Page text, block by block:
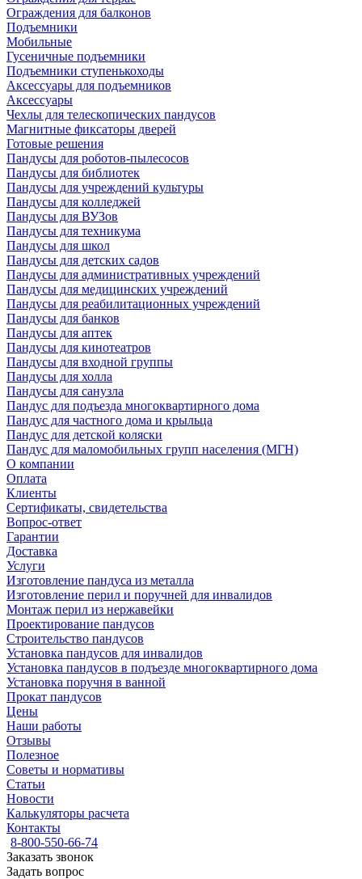
Ограждения для балконов
Подъемники
Мобильные
Гусеничные подъемники
Подъемники ступенькоходы
Аксессуары для подъемников
Аксессуары
Чехлы для телескопических пандусов
Магнитные фиксаторы дверей
Готовые решения
Пандусы для роботов-пылесосов
Пандусы для библиотек
Пандусы для учреждений культуры
Пандусы для колледжей
Пандусы для ВУЗов
Пандусы для техникума
Пандусы для школ
Пандусы для детских садов
Пандусы для административных учреждений
Пандусы для медицинских учреждений
Пандусы для реабилитационных учреждений
Пандусы для банков
Пандусы для аптек
Пандусы для кинотеатров
Пандусы для входной группы
Пандусы для холла
Пандусы для санузла
Пандус для подъезда многоквартирного дома
Пандус для частного дома и крыльца
Пандус для детской коляски
Пандус для маломобильных групп населения (МГН)
О компании
Оплата
Клиенты
Сертификаты, свидетельства
Вопрос-ответ
Гарантии
Доставка
Услуги
Изготовление пандуса из металла
Изготовление перил и поручней для инвалидов
Монтаж перил из нержавейки
Проектирование пандусов
Строительство пандусов
Установка пандусов для инвалидов
Установка пандусов в подъезде многоквартирного дома
Установка поручня в ванной
Прокат пандусов
Цены
Наши работы
Отзывы
Полезное
Советы и нормативы
Статьи
Новости
Калькуляторы расчета
Контакты
8-800-550-66-74
Заказать звонок
Задать вопрос